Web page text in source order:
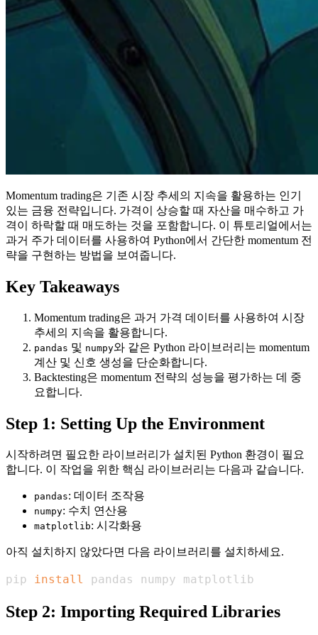
Momentum trading은 기존 시장 추세의 지속을 활용하는 인기
있는 금융 전략입니다. 가격이 상승할 때 자산을 매수하고 가
격이 하락할 때 매도하는 것을 포함합니다. 이 튜토리얼에서는
과거 주가 데이터를 사용하여 Python에서 간단한 momentum 전
략을 구현하는 방법을 보여줍니다.
Key Takeaways
Momentum trading은 과거 가격 데이터를 사용하여 시장
추세의 지속을 활용합니다.
pandas 및 numpy와 같은 Python 라이브러리는 momentum
계산 및 신호 생성을 단순화합니다.
Backtesting은 momentum 전략의 성능을 평가하는 데 중
요합니다.
Step 1: Setting Up the Environment
시작하려면 필요한 라이브러리가 설치된 Python 환경이 필요
합니다. 이 작업을 위한 핵심 라이브러리는 다음과 같습니다.
pandas: 데이터 조작용
numpy: 수치 연산용
matplotlib: 시각화용
아직 설치하지 않았다면 다음 라이브러리를 설치하세요.
pip install pandas numpy matplotlib
Step 2: Importing Required Libraries